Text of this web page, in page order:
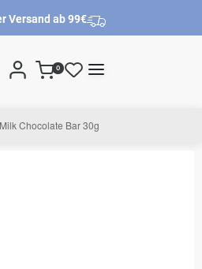
Versand ab 99€
0
Chocolate Bar 30g